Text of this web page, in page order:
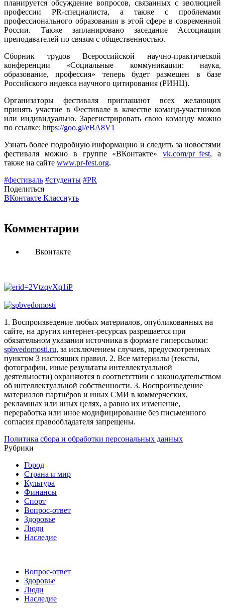
планируется обсуждение вопросов, связанных с эволюцией
профессии PR-специалиста, а также с проблемами
профессионального образования в этой сфере в современной
России. Также запланировано заседание Ассоциации
преподавателей по связям с общественностью.
Сборник трудов Всероссийской научно-практической
конференции «Социальные коммуникации: наука,
образование, профессия» теперь будет размещен в базе
Российского индекса научного цитирования (РИНЦ).
Организаторы фестиваля приглашают всех желающих
принять участие в Фестивале в качестве команд-участников
или индивидуально. Зарегистрировать свою команду можно
по ссылке: https://goo.gl/eBA8V1
Узнать более подробную информацию и следить за новостями
фестиваля можно в группе «ВКонтакте»vk.com/pr_fest, а
также на сайте www.pr-fest.org.
#фестиваль #студенты #PR
Поделиться
ВКонтакте Класснуть
Комментарии
Вконтакте
1. Воспроизведение любых материалов, опубликованных на
сайте, на других интернет-ресурсах разрешается при
обязательном указании источника в формате гиперссылки:
spbvedomosti.ru, за исключением случаев, предусмотренных
пунктом 3 настоящих правил. 2. Все материалы (тексты,
фотографии, иные результаты интеллектуальной
деятельности) охраняются в соответствии с законодательством
об интеллектуальной собственности. 3. Воспроизведение
материалов партнёров и иных СМИ в коммерческих,
рекламных или иных целях, а равно их изменение,
переработка или иное модифицирование без письменного
согласия правообладателя запрещены.
Политика сбора и обработки персональных данных
Рубрики
Город
Страна и мир
Культура
Финансы
Спорт
Вопрос-ответ
Здоровье
Люди
Наследие
Вопрос-ответ
Здоровье
Люди
Наследие